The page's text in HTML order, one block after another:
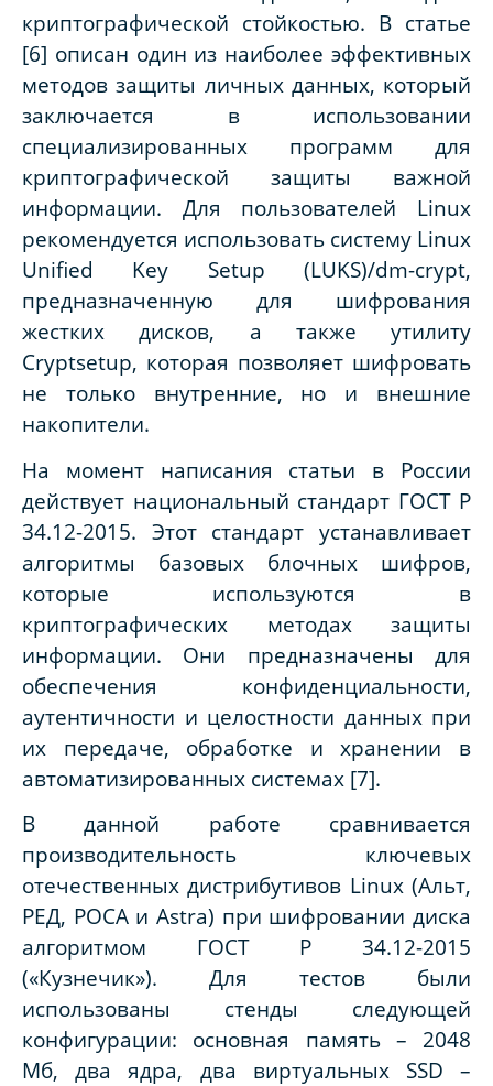
криптографической стойкостью. В статье
[6] описан один из наиболее эффективных
методов защиты личных данных, который
заключается в использовании
специализированных программ для
криптографической защиты важной
информации. Для пользователей Linux
рекомендуется использовать систему Linux
Unified Key Setup (LUKS)/dm-crypt,
предназначенную для шифрования
жестких дисков, а также утилиту
Cryptsetup, которая позволяет шифровать
не только внутренние, но и внешние
накопители.
На момент написания статьи в России
действует национальный стандарт ГОСТ Р
34.12-2015. Этот стандарт устанавливает
алгоритмы базовых блочных шифров,
которые используются в
криптографических методах защиты
информации. Они предназначены для
обеспечения конфиденциальности,
аутентичности и целостности данных при
их передаче, обработке и хранении в
автоматизированных системах [7].
В данной работе сравнивается
производительность ключевых
отечественных дистрибутивов Linux (Альт,
РЕД, РОСА и Astra) при шифровании диска
алгоритмом ГОСТ Р 34.12-2015
(«Кузнечик»). Для тестов были
использованы стенды следующей
конфигурации: основная память – 2048
Мб, два ядра, два виртуальных SSD –